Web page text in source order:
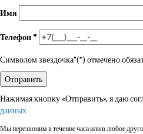
Имя
Телефон *
Символом звездочка"(*) отмечено
Нажимая кнопку «Отправить», я даю
данных
Мы перезвоним в течение часа или в любое